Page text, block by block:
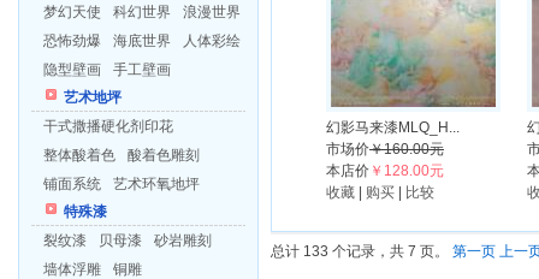
梦幻天使
科幻世界
浪漫世界
恐怖劲爆
海底世界
人体彩绘
隐型壁画
手工壁画
艺术地坪
干式撒播硬化剂印花
整体酸着色
酸着色雕刻
铺面系统
艺术环氧地坪
特殊漆
裂纹漆
贝母漆
砂岩雕刻
墙体浮雕
铜雕
幻影马来漆MLQ_H...
市场价￥160.00元
本店价 ￥128.00元
收藏
购买 比较
总计 133 个记录，共 7 页。 第一页 上一